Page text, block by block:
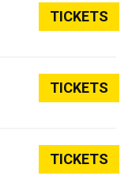
TICKETS
TICKETS
TICKETS